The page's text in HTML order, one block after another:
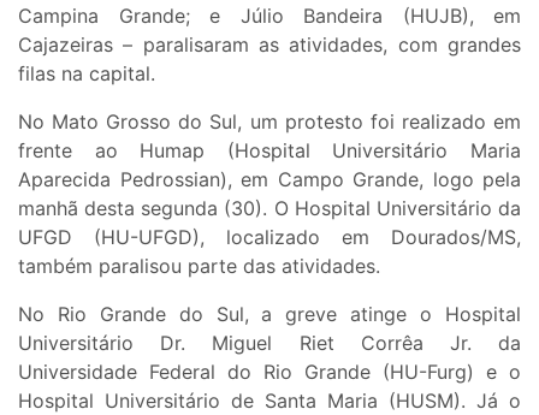
Campina Grande; e Júlio Bandeira (HUJB), em
Cajazeiras – paralisaram as atividades, com grandes
filas na capital.
No Mato Grosso do Sul, um protesto foi realizado em
frente ao Humap (Hospital Universitário Maria
Aparecida Pedrossian), em Campo Grande, logo pela
manhã desta segunda (30). O Hospital Universitário da
UFGD (HU-UFGD), localizado em Dourados/MS,
também paralisou parte das atividades.
No Rio Grande do Sul, a greve atinge o Hospital
Universitário Dr. Miguel Riet Corrêa Jr. da
Universidade Federal do Rio Grande (HU-Furg) e o
Hospital Universitário de Santa Maria (HUSM). Já o